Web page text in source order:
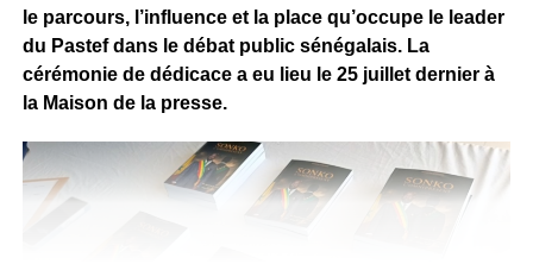
le parcours, l’influence et la place qu’occupe le leader
du Pastef dans le débat public sénégalais. La
cérémonie de dédicace a eu lieu le 25 juillet dernier à
la Maison de la presse.